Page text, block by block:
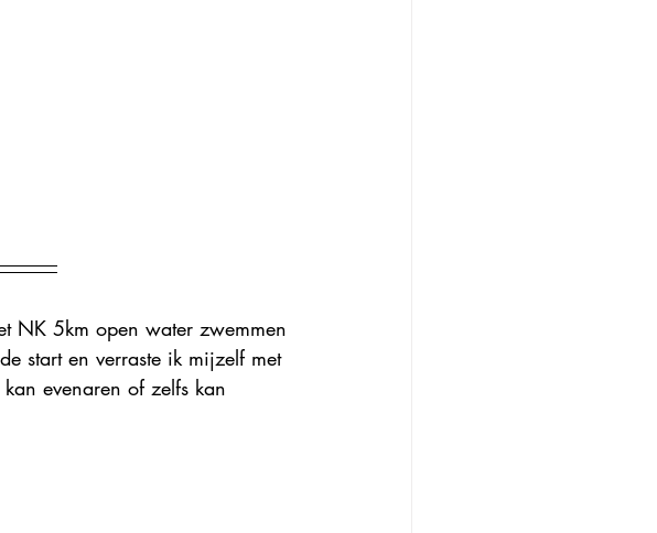
NK 5km open water zwemmen
start en verraste ik mijzelf met
evenaren of zelfs kan